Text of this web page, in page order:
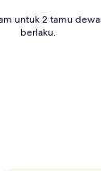
untuk 2 tamu
berlaku.